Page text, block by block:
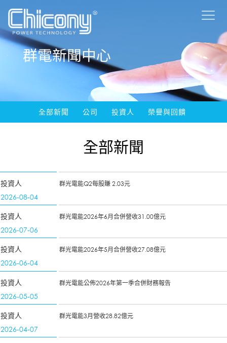
群電新聞中心
全部新聞 公司 投資人 榮譽與回饋
全部新聞
投資人
2026-08-04
群光電能Q2每股賺 2.03元
投資人
2026-07-06
群光電能2026年6月合併營收31.00億元
投資人
2026-06-04
群光電能2026年5月合併營收27.08億元
投資人
2026-05-05
群光電能公佈2026年第一季合併財務報告
投資人
2026-04-07
群光電能3月營收28.82億元